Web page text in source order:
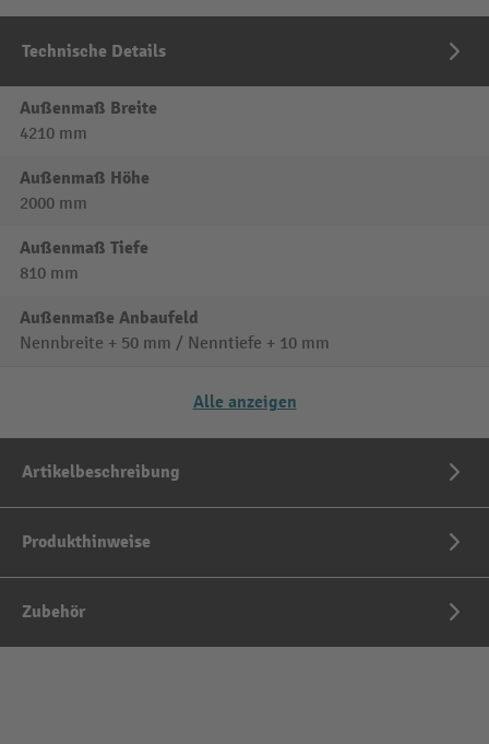
Technische Details
Außenmaß Breite
4210 mm
Außenmaß Höhe
2000 mm
Außenmaß Tiefe
810 mm
Außenmaße Anbaufeld
Nennbreite + 50 mm / Nenntiefe + 10 mm
Alle anzeigen
Artikelbeschreibung
Produkthinweise
Zubehör